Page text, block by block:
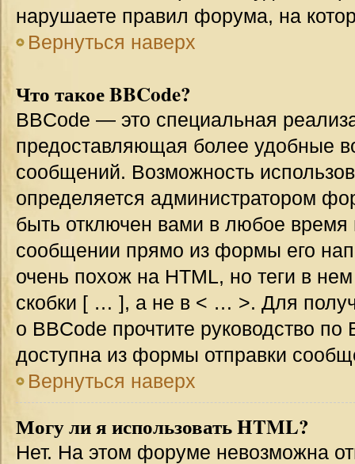
нарушаете правил форума, на
Вернуться наверх
Что такое BBCode?
BBCode — это специальная
предоставляющая более удобные
сообщений. Возможность
определяется администратором
быть отключен вами в любое
сообщении прямо из формы его
очень похож на HTML, но теги в
скобки [ … ], а не в < … >. Для
о BBCode прочтите руководство
доступна из формы отправки
Вернуться наверх
Могу ли я использовать HTML?
Нет. На этом форуме невозможна